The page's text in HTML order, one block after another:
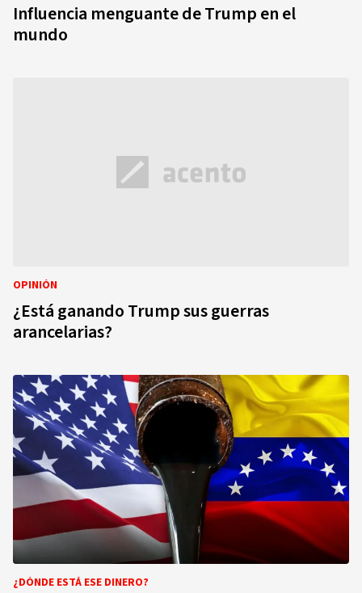
Influencia menguante de Trump en el
mundo
OPINIÓN
¿Está ganando Trump sus guerras
arancelarias?
¿DÓNDE ESTÁ ESE DINERO?